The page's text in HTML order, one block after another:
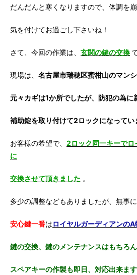
だんだんと寒くなりますので、体調を
気を付けてお過ごし下さいね！
さて、今回の作業は、 玄関の鍵の交換
現場は、 名古屋市瑞穂区蜜柑山のマン
元々カギは1か所でしたが、防犯の為に
補助錠を取り付けて2ロックになってい
お客様の希望で、 2ロック同一キーでロ
に
交換させて頂きました 。
多少の調整などもありましたが、無事に
安心鍵一番はロイヤルガーディアンのA
鍵の交換、鍵のメンテナンスはもちろん
スペアキーの作製も即日、対応出来ま